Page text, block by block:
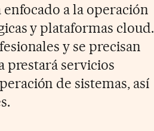
a la operación
y plataformas cloud.
y se precisan
prestará servicios
de sistemas, así